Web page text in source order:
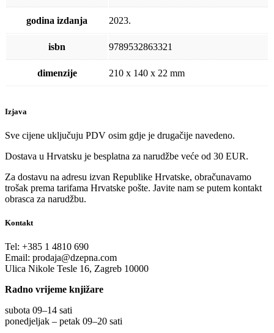
godina izdanja 2023.
isbn 9789532863321
dimenzije 210 x 140 x 22 mm
Izjava
Sve cijene uključuju PDV osim gdje je drugačije navedeno.
Dostava u Hrvatsku je besplatna za narudžbe veće od 30 EUR.
Za dostavu na adresu izvan Republike Hrvatske, obračunavamo
trošak prema tarifama Hrvatske pošte. Javite nam se putem kontakt
obrasca za narudžbu.
Kontakt
Tel: +385 1 4810 690
Email: prodaja@dzepna.com
Ulica Nikole Tesle 16, Zagreb 10000
Radno vrijeme knjižare
subota 09–14 sati
ponedjeljak – petak 09–20 sati